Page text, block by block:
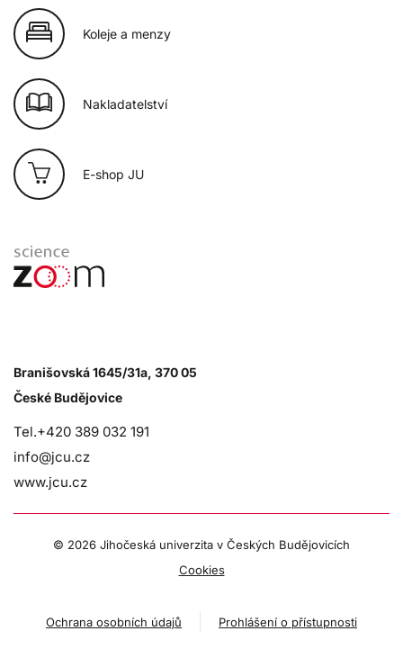
Koleje a menzy
Nakladatelství
E-shop JU
Branišovská 1645/31a, 370 05
České Budějovice
Tel.+420 389 032 191
info@jcu.cz
www.jcu.cz
© 2026 Jihočeská univerzita v Českých Budějovicích
Cookies
Ochrana osobních údajů Prohlášení o přístupnosti